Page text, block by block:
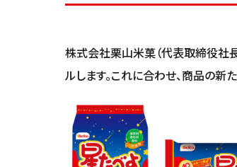
株式会社栗山米菓（代表取締役社
ルします。これに合わせ、商品の新